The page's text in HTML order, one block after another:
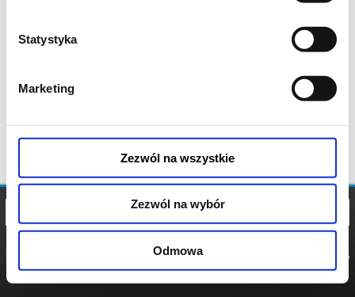
Statystyka
Marketing
Zezwól na wszystkie
Zezwól na wybór
Odmowa
POLITYKA
POLITYKA